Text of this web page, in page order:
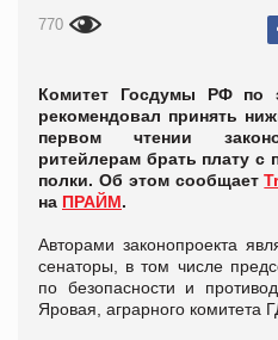
770
Комитет Госдумы РФ по
рекомендовал принять
первом чтении
ритейлерам брать плату с
полки. Об этом сообщает
на ПРАЙМ.
Авторами законопроекта
сенаторы, в том числе
по безопасности и
Яровая, аграрного комитета